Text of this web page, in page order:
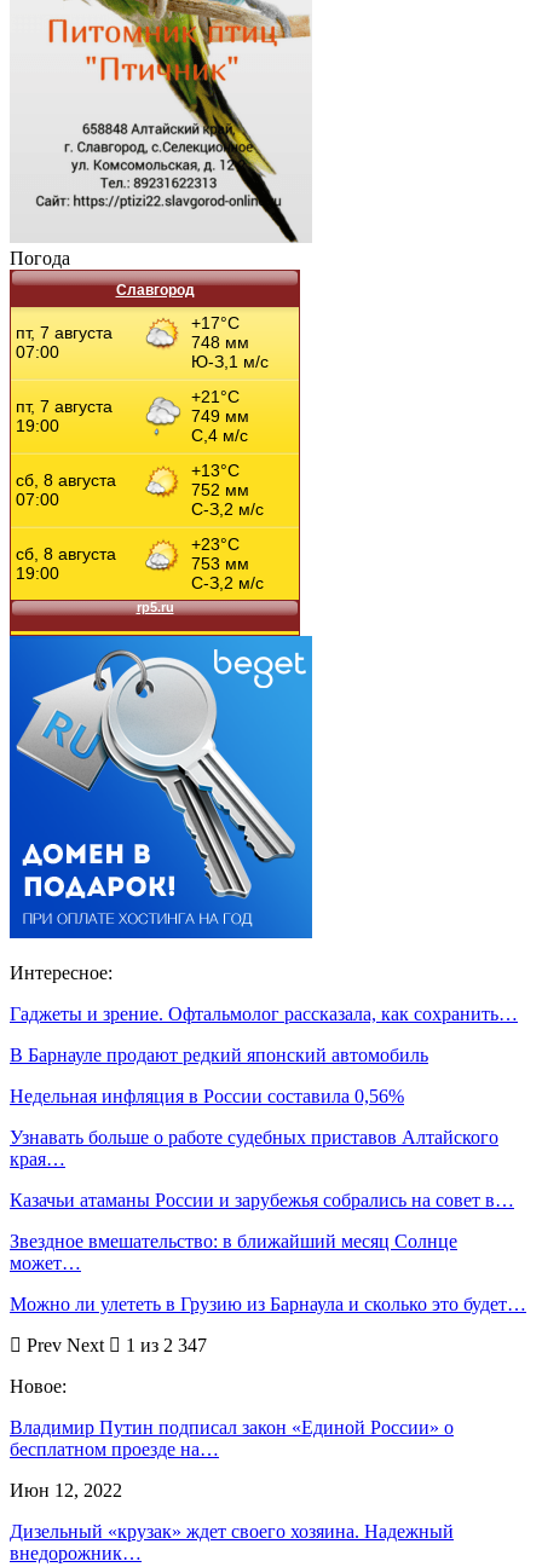
Погода
Славгород
Интересное:
Гаджеты и зрение. Офтальмолог рассказала, как сохранить…
В Барнауле продают редкий японский автомобиль
Недельная инфляция в России составила 0,56%
Узнавать больше о работе судебных приставов Алтайского
края…
Казачьи атаманы России и зарубежья собрались на совет в…
Звездное вмешательство: в ближайший месяц Солнце
может…
Можно ли улететь в Грузию из Барнаула и сколько это будет…
Prev Next
1 из 2 347
Новое:
Владимир Путин подписал закон «Единой России» о
бесплатном проезде на…
Июн 12, 2022
Дизельный «крузак» ждет своего хозяина. Надежный
внедорожник…